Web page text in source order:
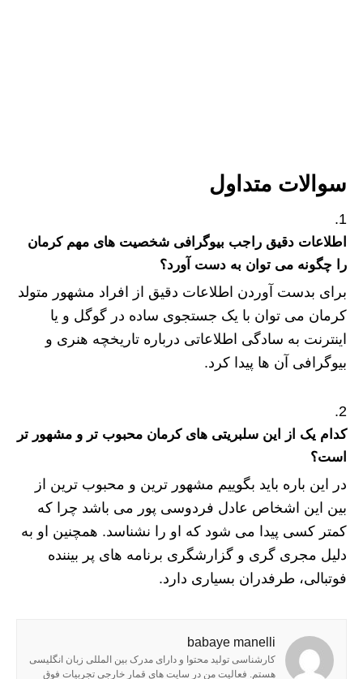
سوالات متداول
اطلاعات دقیق راجب بیوگرافی شخصیت های مهم کرمان
را چگونه می توان به دست آورد؟
برای بدست آوردن اطلاعات دقیق از افراد مشهور متولد
کرمان می توان با یک جستجوی ساده در گوگل و یا
اینترنت به سادگی اطلاعاتی درباره تاریخچه هنری و
بیوگرافی آن ها پیدا کرد.
کدام یک از این سلبریتی های کرمان محبوب تر و مشهور تر
است؟
در این باره باید بگوییم مشهور ترین و محبوب ترین از
بین این اشخاص عادل فردوسی پور می باشد چرا که
کمتر کسی پیدا می شود که او را نشناسد. همچنین او به
دلیل مجری گری و گزارشگری برنامه های پر بیننده
فوتبالی، طرفدران بسیاری دارد.
babaye manelli
کارشناسی تولید محتوا و دارای مدرک بین المللی زبان انگلیسی
هستم. فعالیت من در سایت های قمار خارجی تجربیات فوق